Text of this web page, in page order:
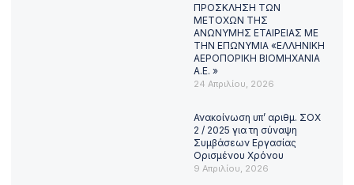
ΠΡΟΣΚΛΗΣΗ ΤΩΝ
ΜΕΤΟΧΩΝ ΤΗΣ
ΑΝΩΝΥΜΗΣ ΕΤΑΙΡΕΙΑΣ ΜΕ
ΤΗΝ ΕΠΩΝΥΜΙΑ «ΕΛΛΗΝΙΚΗ
ΑΕΡΟΠΟΡΙΚΗ ΒΙΟΜΗΧΑΝΙΑ
Α.Ε. »
24 Απριλίου, 2026
Ανακοίνωση υπ’ αριθμ. ΣΟΧ
2 / 2025 για τη σύναψη
Συμβάσεων Εργασίας
Ορισμένου Χρόνου
9 Απριλίου, 2026